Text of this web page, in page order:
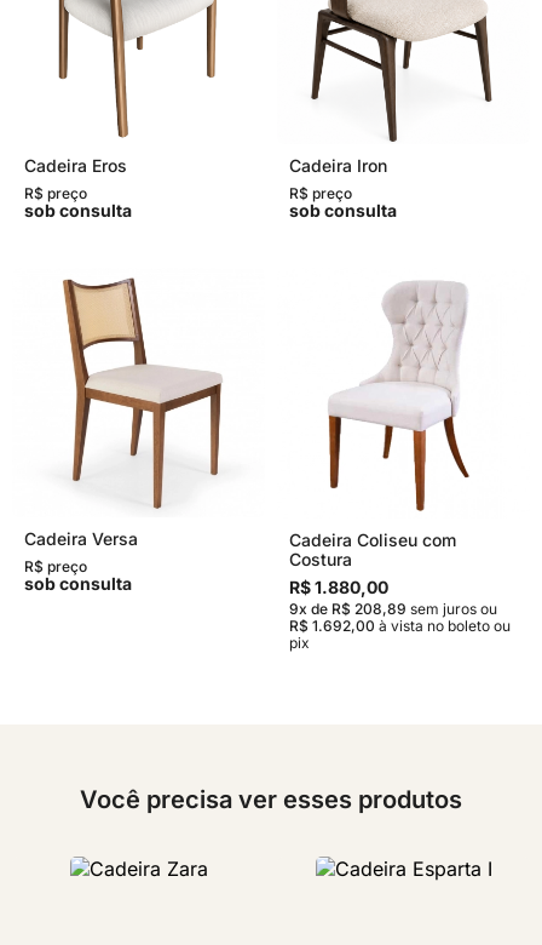
Cadeira Eros
R$ preço
sob consulta
Cadeira Iron
R$ preço
sob consulta
Cadeira Versa
R$ preço
sob consulta
Cadeira Coliseu com
Costura
R$ 1.880,00
9x de R$ 208,89 sem juros ou
R$ 1.692,00 à vista no boleto ou
pix
Você precisa ver esses produtos